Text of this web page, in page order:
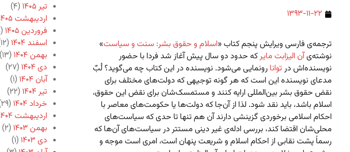
۱۳۹۳-۱۱-۲۲
ترجمه‌ی فارسی ویرایش پنجم کتاب «اسلام و حقوق بشر: سنت و سیاست»
نوشته‌یآن الیزابت مایرکه حدود دو سال پیش آغاز شد فردا با حضور
نویسنده‌اش در توانا رونمایی می‌شود. نویسنده در این کتاب چه می‌گوید؟ لُبّ
مدعای نویسنده این است که هر گونه توجیهی که دولت‌های مختلف برای
نقض حقوق بشر بین‌المللی ارایه کنند و مستمسک‌شان برای نقض این حقوق،
اسلام باشد، باید نقد شود. لذا از آن‌جا که دولت‌ها یا حکومت‌های معاصر با
احکام اسلامی برخوردی گزینشی دارند آن هم تنها تا حدی که سیاست‌های
محلی‌شان اقتضا کند، بررسی ادله‌ی غیر دینی مستتر در سیاست‌های آن‌ها که
رسماً پشت نقابی از احکام اسلام و شریعت پنهان است، امری است موجه و
تیر ۱۴۰۵
(۴)
اردیبهشت ۱۴۰۵
فروردین ۱۴۰۵
(۵)
اسفند ۱۴۰۴
(۱۲)
بهمن ۱۴۰۴
(۱۳)
دی ۱۴۰۴
(۲۷)
آبان ۱۴۰۴
(۱)
تیر ۱۴۰۴
(۲۲)
خرداد ۱۴۰۴
(۲۹)
اردیبهشت ۱۴۰۴
بهمن ۱۴۰۳
(۲)
دی ۱۴۰۳
(۱)